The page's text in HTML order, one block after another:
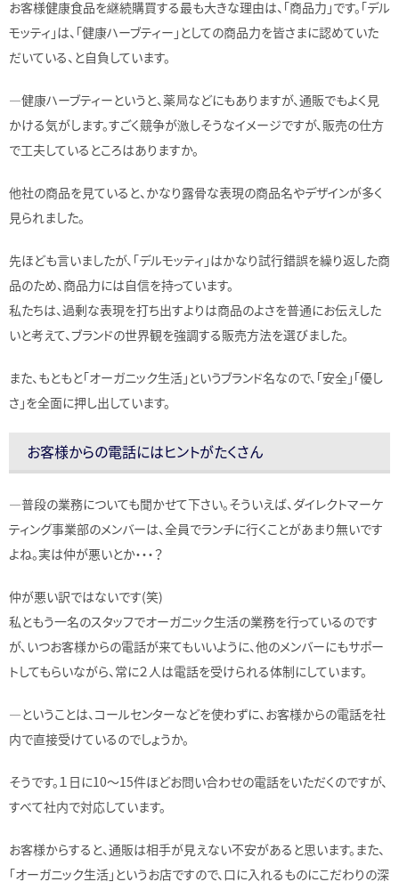
お客様健康食品を継続購買する最も大きな理由は、「商品力」です。「デル
モッティ」は、「健康ハーブティー」としての商品力を皆さまに認めていた
だいている、と自負しています。
―健康ハーブティーというと、薬局などにもありますが、通販でもよく見
かける気がします。すごく競争が激しそうなイメージですが、販売の仕方
で工夫しているところはありますか。
他社の商品を見ていると、かなり露骨な表現の商品名やデザインが多く
見られました。
先ほども言いましたが、「デルモッティ」はかなり試行錯誤を繰り返した商
品のため、商品力には自信を持っています。
私たちは、過剰な表現を打ち出すよりは商品のよさを普通にお伝えした
いと考えて、ブランドの世界観を強調する販売方法を選びました。
また、もともと「オーガニック生活」というブランド名なので、「安全」「優し
さ」を全面に押し出しています。
お客様からの電話にはヒントがたくさん
―普段の業務についても聞かせて下さい。そういえば、ダイレクトマーケ
ティング事業部のメンバーは、全員でランチに行くことがあまり無いです
よね。実は仲が悪いとか・・・？
仲が悪い訳ではないです(笑)
私ともう一名のスタッフでオーガニック生活の業務を行っているのです
が、いつお客様からの電話が来てもいいように、他のメンバーにもサポー
トしてもらいながら、常に２人は電話を受けられる体制にしています。
―ということは、コールセンターなどを使わずに、お客様からの電話を社
内で直接受けているのでしょうか。
そうです。１日に10～15件ほどお問い合わせの電話をいただくのですが、
すべて社内で対応しています。
お客様からすると、通販は相手が見えない不安があると思います。また、
「オーガニック生活」というお店ですので、口に入れるものにこだわりの深